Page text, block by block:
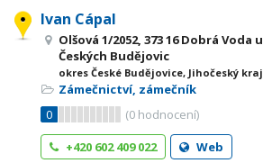
Ivan Cápal
Olšová 1/2052, 373 16 Dobrá Voda u
Českých Budějovic
okres České Budějovice, Jihočeský kraj
Zámečnictví, zámečník
0
(0 hodnocení)
+420 602 409 022
Web